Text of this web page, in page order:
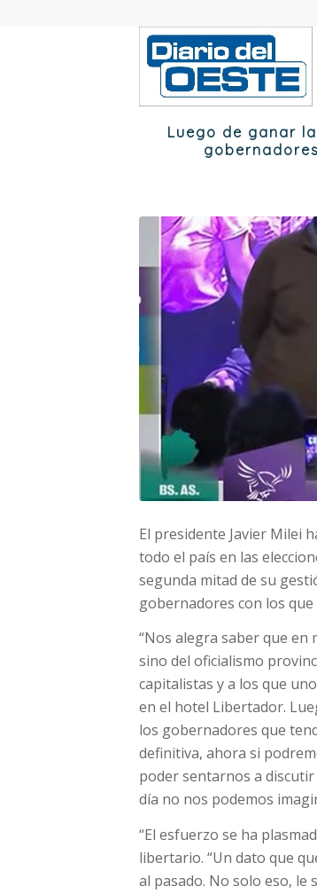
Luego de ganar
El presidente Javier Milei
todo el país en las
segunda mitad de su
gobernadores con los
“Nos alegra saber que
sino del oficialismo
capitalistas y a los que
en el hotel Libertador.
los gobernadores que
definitiva, ahora si
poder sentarnos a
día no nos podemos
“El esfuerzo se ha
libertario. “Un dato que
al pasado. No solo eso, le